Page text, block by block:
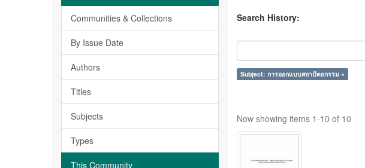
Communities & Collections
By Issue Date
Authors
Titles
Subjects
Types
This Community
Search History:
Subject: การออกแบบสถาปัตยกรรม ×
Now showing items 1-10 of 10